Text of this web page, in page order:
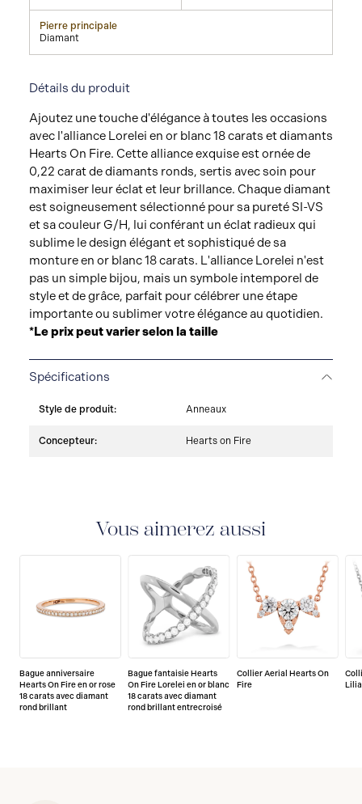
Pierre principale
Diamant
Détails du produit
Ajoutez une touche d'élégance à toutes les occasions
avec l'alliance Lorelei en or blanc 18 carats et diamants
Hearts On Fire. Cette alliance exquise est ornée de
0,22 carat de diamants ronds, sertis avec soin pour
maximiser leur éclat et leur brillance. Chaque diamant
est soigneusement sélectionné pour sa pureté SI-VS
et sa couleur G/H, lui conférant un éclat radieux qui
sublime le design élégant et sophistiqué de sa
monture en or blanc 18 carats. L'alliance Lorelei n'est
pas un simple bijou, mais un symbole intemporel de
style et de grâce, parfait pour célébrer une étape
importante ou sublimer votre élégance au quotidien.
*Le prix peut varier selon la taille
Spécifications
Style de produit: Anneaux
Concepteur: Hearts on Fire
Vous aimerez aussi
Bague anniversaire
Hearts On Fire en or rose
18 carats avec diamant
rond brillant
Bague fantaisie Hearts
On Fire Lorelei en or blanc
18 carats avec diamant
rond brillant entrecroisé
Collier Aerial Hearts On
Fire